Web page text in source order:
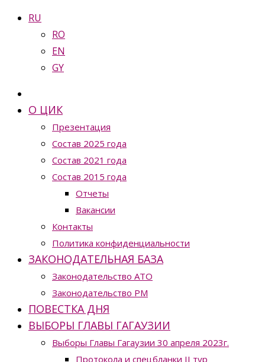
RU
RO
EN
GY
О ЦИК
Презентация
Состав 2025 года
Состав 2021 года
Состав 2015 года
Отчеты
Вакансии
Контакты
Политика конфиденциальности
ЗАКОНОДАТЕЛЬНАЯ БАЗА
Законодательство ATO
Законодательство РМ
ПОВЕСТКА ДНЯ
ВЫБОРЫ ГЛАВЫ ГАГАУЗИИ
Выборы Главы Гагаузии 30 апреля 2023г.
Протокола и спецбланки II тур